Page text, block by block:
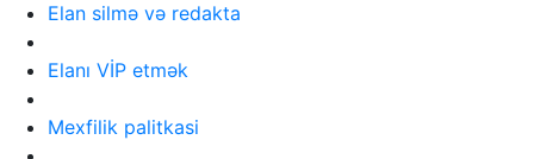
Elan silmə və redakta
Elanı VİP etmək
Mexfilik palitkasi